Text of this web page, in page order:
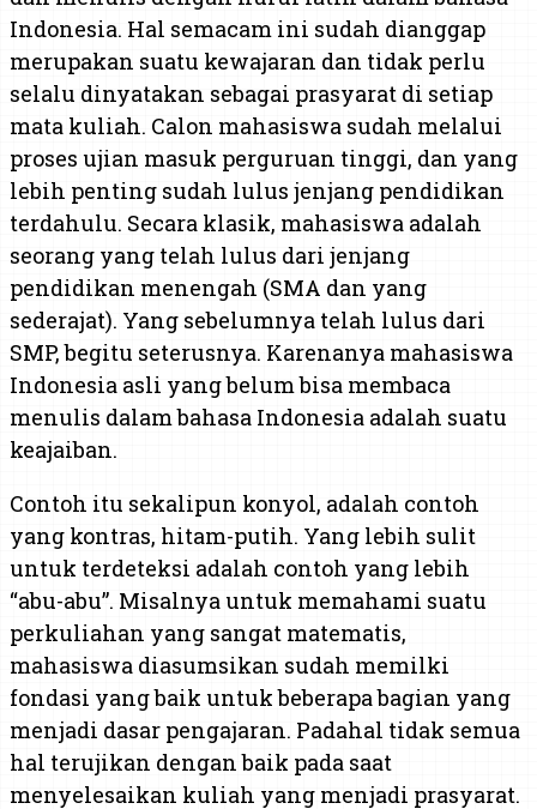
Indonesia. Hal semacam ini sudah dianggap
merupakan suatu kewajaran dan tidak perlu
selalu dinyatakan sebagai prasyarat di setiap
mata kuliah. Calon mahasiswa sudah melalui
proses ujian masuk perguruan tinggi, dan yang
lebih penting sudah lulus jenjang pendidikan
terdahulu. Secara klasik, mahasiswa adalah
seorang yang telah lulus dari jenjang
pendidikan menengah (SMA dan yang
sederajat). Yang sebelumnya telah lulus dari
SMP, begitu seterusnya. Karenanya mahasiswa
Indonesia asli yang belum bisa membaca
menulis dalam bahasa Indonesia adalah suatu
keajaiban.
Contoh itu sekalipun konyol, adalah contoh
yang kontras, hitam-putih. Yang lebih sulit
untuk terdeteksi adalah contoh yang lebih
“abu-abu”. Misalnya untuk memahami suatu
perkuliahan yang sangat matematis,
mahasiswa diasumsikan sudah memilki
fondasi yang baik untuk beberapa bagian yang
menjadi dasar pengajaran. Padahal tidak semua
hal terujikan dengan baik pada saat
menyelesaikan kuliah yang menjadi prasyarat.